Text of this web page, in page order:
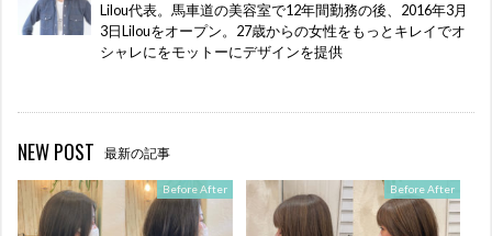
Lilou代表。馬車道の美容室で12年間勤務の後、2016年3月
3日Lilouをオープン。27歳からの女性をもっとキレイでオ
シャレにをモットーにデザインを提供
NEW POST 最新の記事
Before After Before After